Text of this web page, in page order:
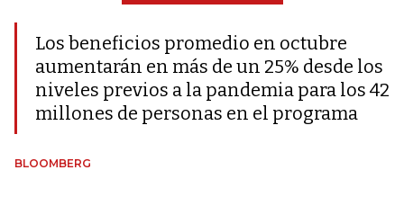
Los beneficios promedio en octubre
aumentarán en más de un 25% desde los
niveles previos a la pandemia para los 42
millones de personas en el programa
BLOOMBERG